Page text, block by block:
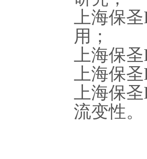
上海保
用；
上海保
上海保
上海保
流变性。